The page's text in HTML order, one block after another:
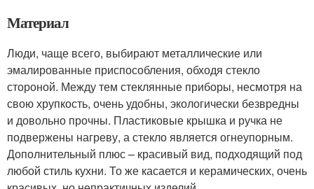
Материал
Люди, чаще всего, выбирают металлические или
эмалированные приспособления, обходя стекло
стороной. Между тем стеклянные приборы, несмотря на
свою хрупкость, очень удобны, экологически безвредны
и довольно прочны. Пластиковые крышка и ручка не
подвержены нагреву, а стекло является огнеупорным.
Дополнительный плюс – красивый вид, подходящий под
любой стиль кухни. То же касается и керамических, очень